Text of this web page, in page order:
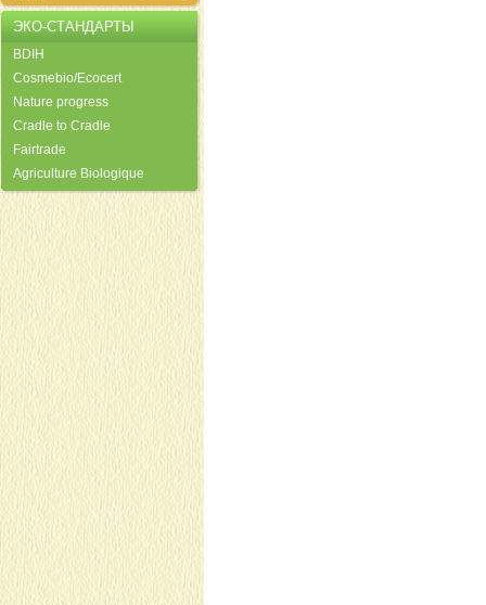
ЭКО-СТАНДАРТЫ
BDIH
Cosmebio/Ecocert
Nature progress
Cradle to Cradle
Fairtrade
Agriculture Biologique